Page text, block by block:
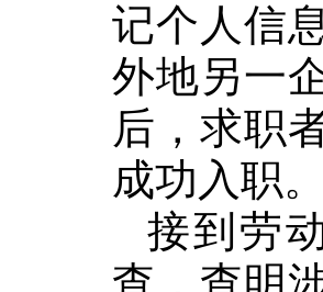
记个人信
外地另一
后，求职
成功入职。
接到 劳